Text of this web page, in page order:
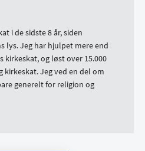
i de sidste 8 år, siden
lys. Jeg har hjulpet mere end
kirkeskat, og løst over 15.000
Jeg ved en del om
generelt for religion og